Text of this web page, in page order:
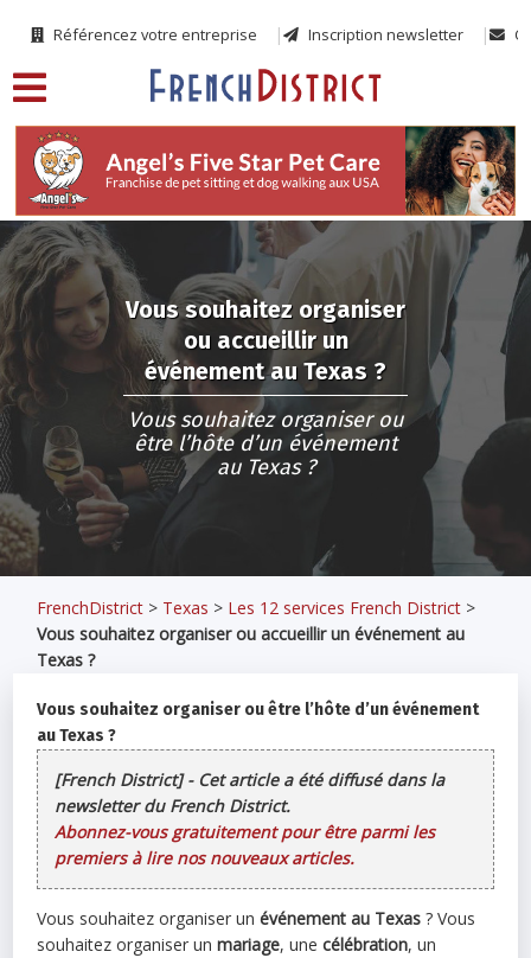
Référencez votre entreprise Inscription newsletter
Vous souhaitez organiser
ou accueillir un
événement au Texas ?
Vous souhaitez organiser ou
être l’hôte d’un événement
au Texas ?
FrenchDistrict > Texas > Les 12 services French District >
Vous souhaitez organiser ou accueillir un événement au
Texas ?
Vous souhaitez organiser ou être l’hôte d’un événement
au Texas ?
[French District] - Cet article a été diffusé dans la
newsletter du French District.
Abonnez-vous gratuitement pour être parmi les
premiers à lire nos nouveaux articles.
Vous souhaitez organiser unévénement au Texas? Vous
souhaitez organiser unmariage, unecélébration, un